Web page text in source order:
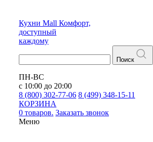
Кухни Mall Комфорт,
доступный
каждому
Поиск
ПН-ВС
с 10:00 до 20:00
8 (800) 302-77-06 8 (499) 348-15-11
КОРЗИНА
0 товаров. Заказать звонок
Меню